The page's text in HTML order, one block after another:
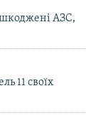
АЗС,
11 своїх